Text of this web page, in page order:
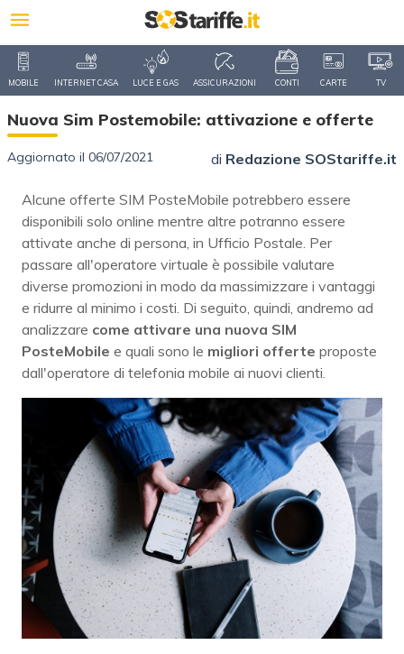
MOBILE INTERNET CASA LUCE E GAS ASSICURAZIONI CONTI CARTE TV
Nuova Sim Postemobile: attivazione e offerte
Aggiornato il 06/07/2021 di Redazione SOStariffe.it
Alcune offerte SIM PosteMobile potrebbero essere
disponibili solo online mentre altre potranno essere
attivate anche di persona, in Ufficio Postale. Per
passare all'operatore virtuale è possibile valutare
diverse promozioni in modo da massimizzare i vantaggi
e ridurre al minimo i costi. Di seguito, quindi, andremo ad
analizzare come attivare una nuova SIM
PosteMobile e quali sono le migliori offerte proposte
dall'operatore di telefonia mobile ai nuovi clienti.